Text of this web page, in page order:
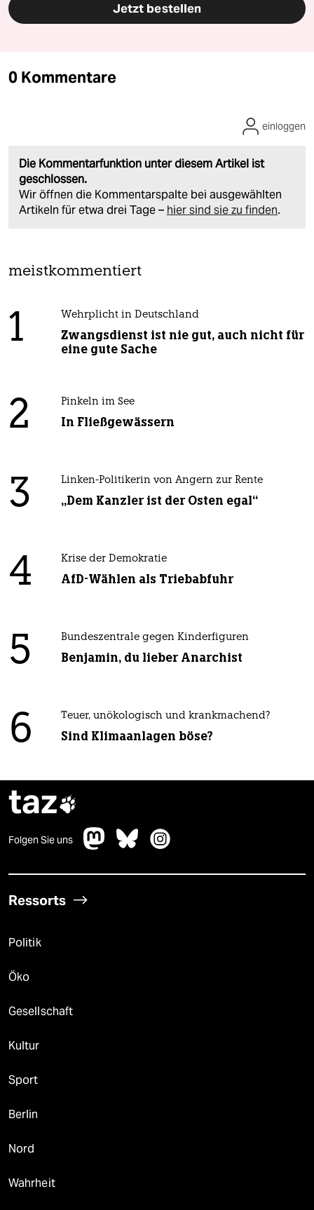
Jetzt bestellen
0 Kommentare
Die Kommentarfunktion unter diesem Artikel ist
geschlossen.
Wir öffnen die Kommentarspalte bei ausgewählten
Artikeln für etwa drei Tage – hier sind sie zu finden.
einloggen
meistkommentiert
1 Wehrplicht in Deutschland
Zwangsdienst ist nie gut, auch nicht für
eine gute Sache
2 Pinkeln im See
In Fließgewässern
3 Linken-Politikerin von Angern zur Rente
„Dem Kanzler ist der Osten egal“
4 Krise der Demokratie
AfD-Wählen als Triebabfuhr
5 Bundeszentrale gegen Kinderfiguren
Benjamin, du lieber Anarchist
6 Teuer, unökologisch und krankmachend?
Sind Klimaanlagen böse?
taz
Folgen Sie uns
Ressorts
Politik
Öko
Gesellschaft
Kultur
Sport
Berlin
Nord
Wahrheit